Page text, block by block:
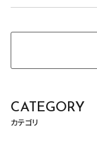
CATEGORY
カテゴリ